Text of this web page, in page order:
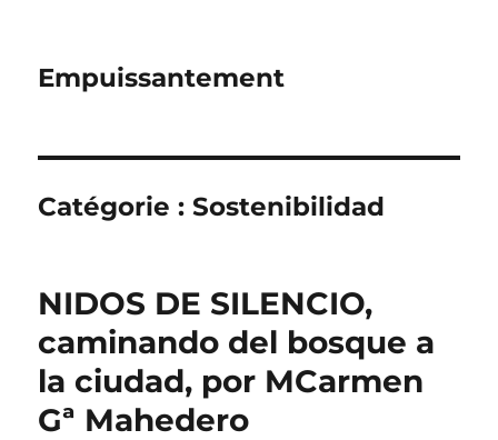
Empuissantement
Catégorie :Sostenibilidad
NIDOS DE SILENCIO,
caminando del bosque a
la ciudad, por MCarmen
Gª Mahedero